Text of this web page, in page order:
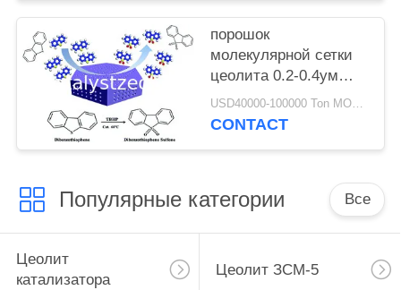
порошок
молекулярной сетки
цеолита 0.2-0.4ум
ТС-1
USD40000-100000 Ton MOQ:1 кг
CONTACT
Популярные категории Все
Цеолит
катализатора
Цеолит ЗСМ-5